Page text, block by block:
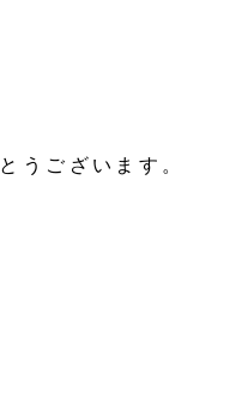
とうございます。